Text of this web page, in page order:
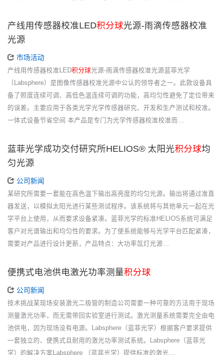
产线用传感器校准LED积分球光源-雨滴传感器校准
光源
市场活动
产线用传感器校准LED积分球光源-雨滴传感器校准光源蓝菲光学
（Labsphere）是图像传感器校准光源中公认的领导者之一。此款设备具
备了照度连续可调、高低色温连续可调的功能，高均匀性避免了定位带来
的误差。主要应用于各类光学光学传感器研究、开发和生产测试和校准。
一体式设备节省空间 本产品是专门为光学传感器校准校准而…
蓝菲光学成功交付研究所HELIOS® 太阳光积分球均
匀光源
公司新闻
某研究所需要一套能在高色温下输出高亮度的均匀光源。输出将通过准直
器发送，以模拟太阳光进行某些测试程序。该系统将与其他单元一起在光
学平台上使用，从而要求设备紧凑。蓝菲光学的标准HELIOS系统可满足
客户对光谱输出和均匀性的要求。为了使系统能够与光学平台匹配紧凑，
需要对产品进行设计更新，产品特点：大功率氙灯光源…
便携式电池供电激光功率测量积分球
公司新闻
技术挑战某现场安装激光二极管的制造公司需要一种可靠的方法用于现场
测量激光功率，而无需带回实验室进行测试。激光测量系统需要完全由电
池供电，因为现场没有电源。Labsphere（蓝菲光学）根据客户要求提供
一套独立的、便携式且耐用的激光功率测试系统。Labsphere（蓝菲光
学）的解决方案Labsphere （蓝菲光学）提供标准的激光…